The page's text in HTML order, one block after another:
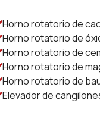
Horno rotatorio de
Horno rotatorio de
Horno rotatorio de
Horno rotatorio de
Horno rotatorio de
Elevador de